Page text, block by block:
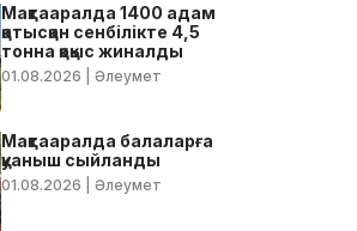
Мақтааралда 1400 адам
қатысқан сенбілікте 4,5
тонна қоқыс жиналды
01.08.2026 | Әлеумет
Мақтааралда балаларға
қуаныш сыйланды
01.08.2026 | Әлеумет